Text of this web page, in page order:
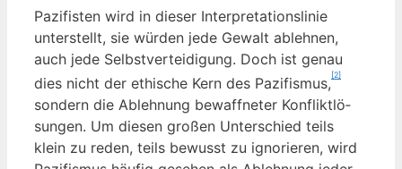
Pazi­fis­ten wird in die­ser Inter­pre­ta­ti­ons­li­nie
unter­stellt, sie wür­den jede Gewalt ableh­nen,
auch jede Selbst­ver­tei­di­gung. Doch ist genau
dies nicht der ethi­sche Kern des Pazi­fis­mus,
[2]
son­dern die Ableh­nung bewaff­ne­ter Kon­flikt­lö­
sun­gen. Um die­sen gro­ßen Unter­schied teils
klein zu reden, teils bewusst zu igno­rie­ren, wird